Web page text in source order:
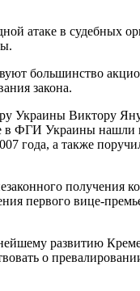
атаке в судебных
большинство
закона.
Украины Виктору
в ФГИ Украины
а также поручил
получения
первого вице-
развитию
о